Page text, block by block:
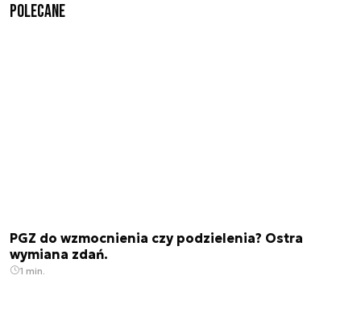
Polecane
PGZ do wzmocnienia czy podzielenia? Ostra
wymiana zdań.
1 min.